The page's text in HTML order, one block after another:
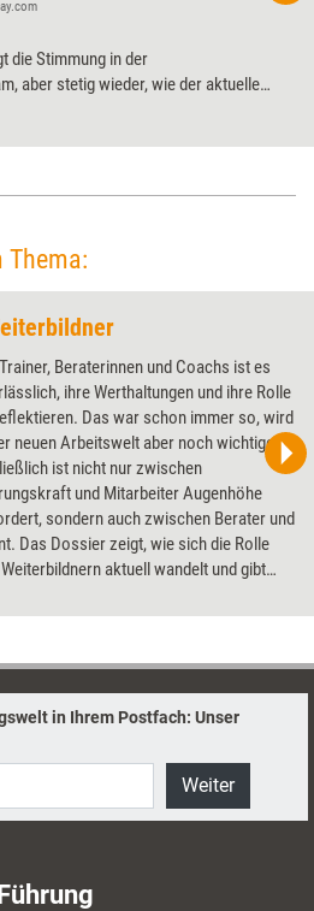
die Stimmung in der
aber stetig wieder, wie der aktuelle
Thema:
Beraterinnen und Coachs ist es
ihre Werthaltungen und ihre Rolle
Das war schon immer so, wird
neuen Arbeitswelt aber noch wichtiger.
ist nicht nur zwischen
und Mitarbeiter Augenhöhe
sondern auch zwischen Berater und
Das Dossier zeigt, wie sich die Rolle
aktuell wandelt und gibt
in Ihrem Postfach: Unser
Weiter